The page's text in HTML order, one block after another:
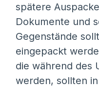
spätere
Dokumente und
Gegenstände
eingepackt
die während des
werden, sollten